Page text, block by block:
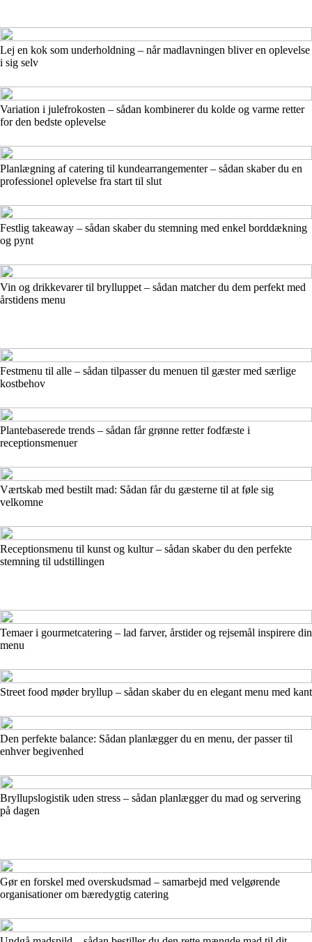
Lej en kok som underholdning – når madlavningen bliver en oplevelse
i sig selv
Variation i julefrokosten – sådan kombinerer du kolde og varme retter
for den bedste oplevelse
Planlægning af catering til kundearrangementer – sådan skaber du en
professionel oplevelse fra start til slut
Festlig takeaway – sådan skaber du stemning med enkel borddækning
og pynt
Vin og drikkevarer til brylluppet – sådan matcher du dem perfekt med
årstidens menu
Festmenu til alle – sådan tilpasser du menuen til gæster med særlige
kostbehov
Plantebaserede trends – sådan får grønne retter fodfæste i
receptionsmenuer
Værtskab med bestilt mad: Sådan får du gæsterne til at føle sig
velkomne
Receptionsmenu til kunst og kultur – sådan skaber du den perfekte
stemning til udstillingen
Temaer i gourmetcatering – lad farver, årstider og rejsemål inspirere din
menu
Street food møder bryllup – sådan skaber du en elegant menu med kant
Den perfekte balance: Sådan planlægger du en menu, der passer til
enhver begivenhed
Bryllupslogistik uden stress – sådan planlægger du mad og servering
på dagen
Gør en forskel med overskudsmad – samarbejd med velgørende
organisationer om bæredygtig catering